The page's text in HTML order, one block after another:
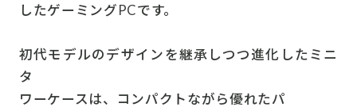
したゲーミングPCです。
初代モデルのデザインを継承しつつ進化したミニ
タ
ワーケースは、コンパクトながら優れたパ